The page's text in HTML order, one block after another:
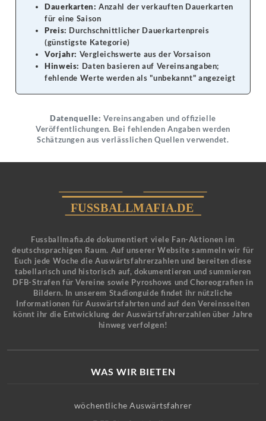
Dauerkarten: Anzahl der verkauften Dauerkarten
für eine Saison
Preis: Durchschnittlicher Dauerkartenpreis
(günstigste Kategorie)
Vorjahr: Vergleichswerte aus der Vorsaison
Hinweis: Daten basieren auf Vereinsangaben;
fehlende Werte werden als "unbekannt" angezeigt
Datenquelle: Vereinsangaben und offizielle
Veröffentlichungen. Bei fehlenden Angaben werden
Schätzungen aus verlässlichen Quellen verwendet.
Fussballmafia.de dokumentiert viele Fan-Aktionen im
deutschsprachigen Raum. Auf unserer Website sammeln wir für
Euch jede Woche die Auswärtsfahrerzahlen und bereiten diese
tabellarisch und historisch auf, dokumentieren und summieren
DFB-Strafen für Vereine sowie Pyroshows und Choreografien in
Bildern. In unserem Stadionguide findet ihr nützliche
Informationen für Auswärtsfahrten und auf den Vereinsseiten
könnt ihr die Entwicklung der Auswärtsfahrerzahlen über Jahre
hinweg verfolgen!
WAS WIR BIETEN
wöchentliche Auswärtsfahrer